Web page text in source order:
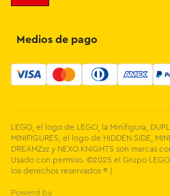
Métodos de Pago
Devoluciones de Compras en
Medios de pago
LEGO, el logo de LEGO, la Minifigura,
MINIFIGURES, el logo de HIDDEN SIDE,
DREAMZzz y NEXO KNIGHTS son marcas
Usado con permiso. ©2025 el Grupo
los derechos reservados ® |
Powerd by